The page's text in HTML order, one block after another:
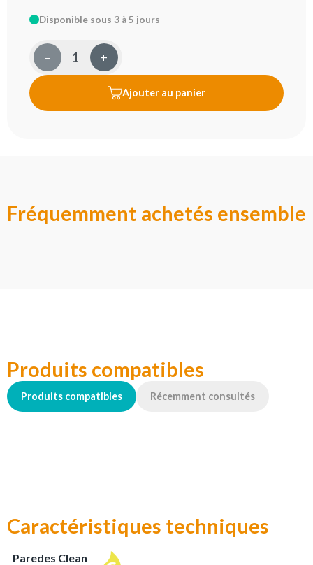
Disponible sous 3 à 5 jours
– +
Ajouter au panier
Fréquemment achetés ensemble
Produits compatibles
Produits compatibles Récemment consultés
Caractéristiques techniques
Paredes Clean